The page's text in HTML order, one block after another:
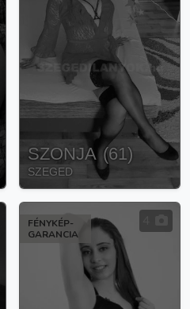
SZONJA (61)
SZEGED
FÉNYKÉP-
GARANCIA